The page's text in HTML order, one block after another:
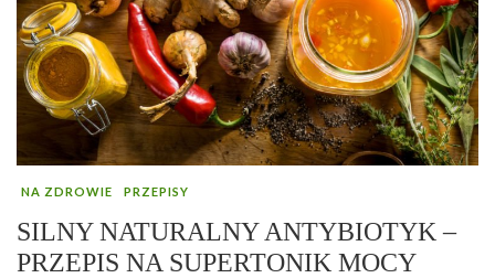
NA ZDROWIE PRZEPISY
SILNY NATURALNY ANTYBIOTYK –
PRZEPIS NA SUPERTONIK MOCY